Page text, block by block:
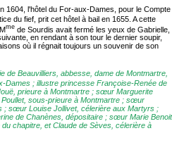
1604, l'hôtel du For-aux-Dames, pour le Compte
du fief, prit cet hôtel à bail en 1655. A cette
mede Sourdis avait fermé les yeux de Gabrielle,
en rendant à son tour le dernier soupir,
où il régnait toujours un souvenir de son
de Beauvilliers, abbesse, dame de Montmartre,
Dames ; illustre princesse Françoise-Renée de
prieure à Montmartre ; sœur Marguerite
sous-prieure à Montmartre ; sœur
; sœur Louise Jollivet, célerière aux Martyrs ;
de Chanènes, dépositaire ; sœur Marie
chapitre, et Claude de Sèves, célerière à